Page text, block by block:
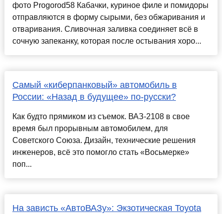
фото Progorod58 Кабачки, куриное филе и помидоры
отправляются в форму сырыми, без обжаривания и
отваривания. Сливочная заливка соединяет всё в
сочную запеканку, которая после остывания хоро...
Самый «киберпанковый» автомобиль в
России: «Назад в будущее» по-русски?
Как будто прямиком из съемок. ВАЗ-2108 в свое
время был прорывным автомобилем, для
Советского Союза. Дизайн, технические решения
инженеров, всё это помогло стать «Восьмерке»
поп...
На зависть «АвтоВАЗу»: Экзотическая Toyota